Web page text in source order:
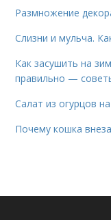
Размножение
Слизни и мульча.
Как засушить на
правильно —
Салат из огурцов
Почему кошка